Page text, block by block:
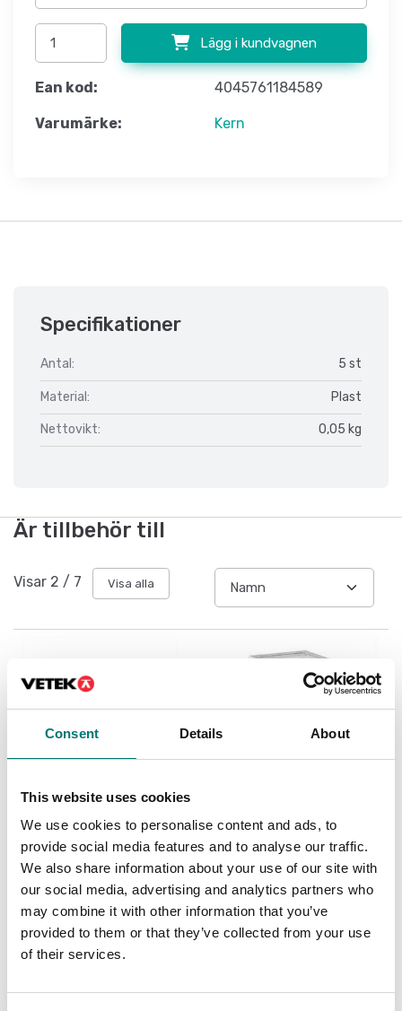
Consent Details About
This website uses cookies
We use cookies to personalise content and ads, to
provide social media features and to analyse our traffic.
We also share information about your use of our site with
our social media, advertising and analytics partners who
may combine it with other information that you’ve
provided to them or that they’ve collected from your use
of their services.
Lägg i kundvagnen
Ean kod: 4045761184589
Varumärke: Kern
Specifikationer
Antal: 5 st
Material: Plast
Nettovikt: 0,05 kg
Är tillbehör till
Visar 2 / 7 Visa alla
Fukthaltsvågar
Finns i flera varianter
Pris från: 23 990 kr
Precisionsvågar
Precisionsvåg Kern ALJ
Finns i flera varianter
Pris från: 22 540 kr